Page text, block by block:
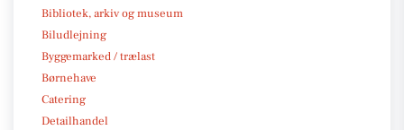
Bibliotek, arkiv og museum
Biludlejning
Byggemarked / trælast
Børnehave
Catering
Detailhandel